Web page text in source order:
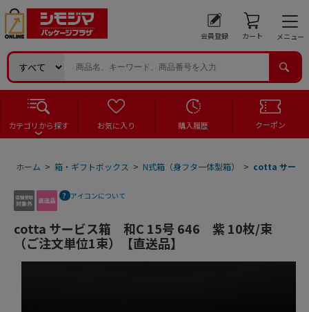
会員登録 カート メニュー
カテゴリから探す お気に入り 購入履歴 クーポン
ホーム > 箱・ギフトボックス > N式箱（身フタ一体型箱） > cotta サービ
アイコンについて
cotta サービス箱 和C 15号 646 紫 10枚/束
（ご注文単位1束）【直送品】